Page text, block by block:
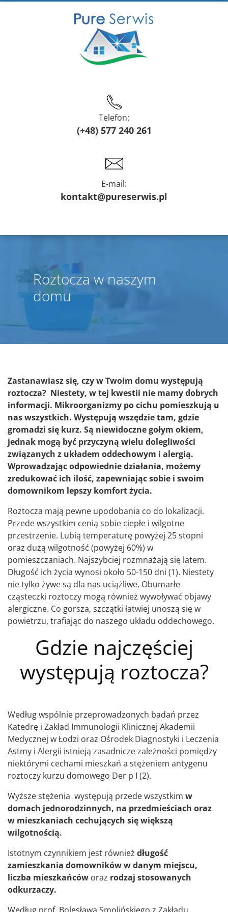
Telefon:
(+48) 577 240 261
E-mail:
kontakt@pureserwis.pl
Roztocza w naszym
domu
Zastanawiasz się, czy w Twoim domu występują
roztocza? Niestety, w tej kwestii nie mamy dobrych
informacji. Mikroorganizmy po cichu pomieszkują u
nas wszystkich. Występują wszędzie tam, gdzie
gromadzi się kurz. Są niewidoczne gołym okiem,
jednak mogą być przyczyną wielu dolegliwości
związanych z układem oddechowym i alergią.
Wprowadzając odpowiednie działania, możemy
zredukować ich ilość, zapewniając sobie i swoim
domownikom lepszy komfort życia.
Roztocza mają pewne upodobania co do lokalizacji.
Przede wszystkim cenią sobie ciepłe i wilgotne
przestrzenie. Lubią temperaturę powyżej 25 stopni
oraz dużą wilgotność (powyżej 60%) w
pomieszczaniach. Najszybciej rozmnażają się latem.
Długość ich życia wynosi około 50-150 dni (1). Niestety
nie tylko żywe są dla nas uciążliwe. Obumarłe
cząsteczki roztoczy mogą również wywoływać objawy
alergiczne. Co gorsza, szczątki łatwiej unoszą się w
powietrzu, trafiając do naszego układu oddechowego.
Gdzie najczęściej
występują roztocza?
Według wspólnie przeprowadzonych badań przez
Katedrę i Zakład Immunologii Klinicznej Akademii
Medycznej w Łodzi oraz Ośrodek Diagnostyki i Leczenia
Astmy i Alergii istnieją zasadnicze zależności pomiędzy
niektórymi cechami mieszkań a stężeniem antygenu
roztoczy kurzu domowego Der p I (2).
Wyższe stężenia występują przede wszystkim w
domach jednorodzinnych, na przedmieściach oraz
w mieszkaniach cechujących się większą
wilgotnością.
Istotnym czynnikiem jest również długość
zamieszkania domowników w danym miejscu,
liczba mieszkańców oraz rodzaj stosowanych
odkurzaczy.